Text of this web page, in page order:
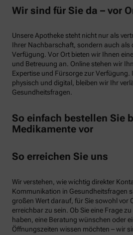
Wir sind für Sie da – vor
Unsere Apotheke steht nicht nur als
Ihrer Nachbarschaft, sondern auch als
Verfügung. Vor Ort bieten wir Ihnen
und Betreuung an. Online stehen wir
Expertise und Fürsorge zur Verfügung.
physisch und digital, bleiben wir Ihr
Gesundheitsfragen.
So einfach bestellen Sie
Medikamente vor
So erreichen Sie uns
Wir verstehen, wie wichtig direkter
Kommunikation in Gesundheitsfragen
großen Wert darauf, für Sie sowohl vor
erreichbar zu sein. Ob Sie eine Frage
haben, eine Beratung wünschen oder
Öffnungszeiten wissen möchten – wir